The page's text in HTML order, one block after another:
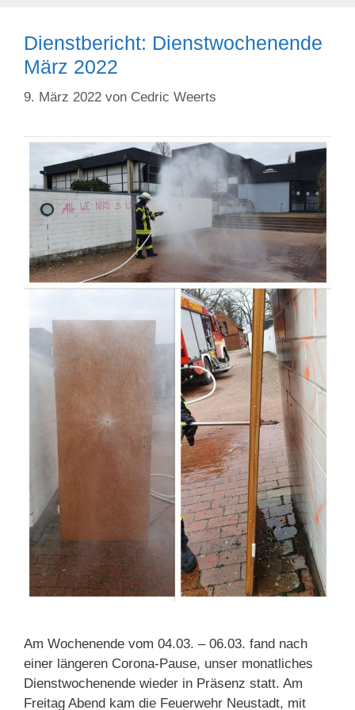
Dienstbericht: Dienstwochenende
März 2022
9. März 2022 von Cedric Weerts
Am Wochenende vom 04.03. – 06.03. fand nach
einer längeren Corona-Pause, unser monatliches
Dienstwochenende wieder in Präsenz statt. Am
Freitag Abend kam die Feuerwehr Neustadt, mit